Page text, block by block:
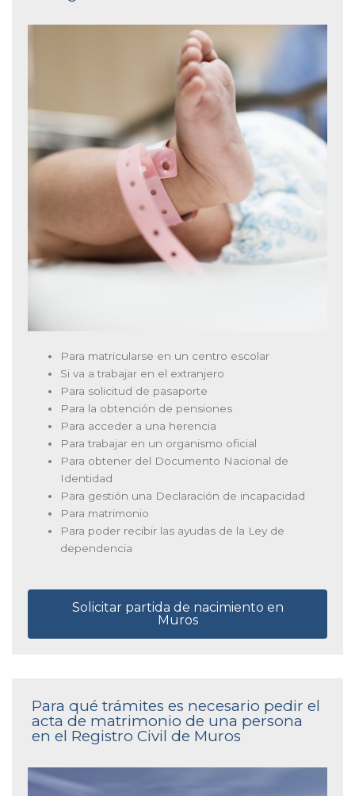
Para matricularse en un centro escolar
Si va a trabajar en el extranjero
Para solicitud de pasaporte
Para la obtención de pensiones
Para acceder a una herencia
Para trabajar en un organismo oficial
Para obtener del Documento Nacional de
Identidad
Para gestión una Declaración de incapacidad
Para matrimonio
Para poder recibir las ayudas de la Ley de
dependencia
Solicitar partida de nacimiento en
Muros
Para qué trámites es necesario pedir el
acta de matrimonio de una persona
en el Registro Civil de Muros